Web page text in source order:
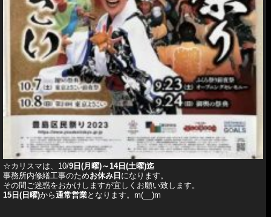
☆カリスマは、10/9日(月曜)～14日(土曜)迄
事務所内修繕工事のためお休み日 になります。
その間ご迷惑をおかけしますが宜しくお願い致します。
15日(日曜)から通常営業となります。m(__)m